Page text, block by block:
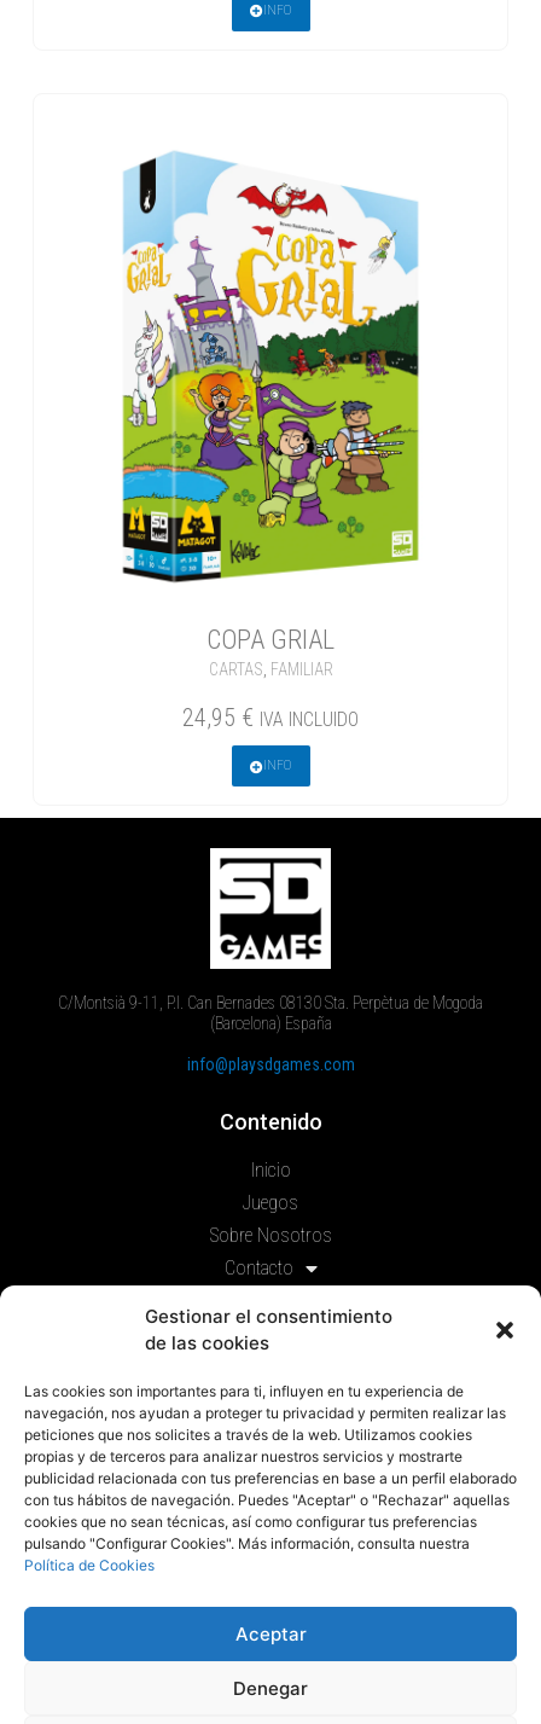
Gestionar el consentimiento
de las cookies
Las cookies son importantes para ti, influyen en tu experiencia de
navegación, nos ayudan a proteger tu privacidad y permiten realizar las
peticiones que nos solicites a través de la web. Utilizamos cookies
propias y de terceros para analizar nuestros servicios y mostrarte
publicidad relacionada con tus preferencias en base a un perfil elaborado
con tus hábitos de navegación. Puedes "Aceptar" o "Rechazar" aquellas
cookies que no sean técnicas, así como configurar tus preferencias
pulsando "Configurar Cookies". Más información, consulta nuestra
Política de Cookies
Aceptar
Denegar
INFO
COPA GRIAL
CARTAS, FAMILIAR
24,95 € IVA INCLUIDO
INFO
C/Montsià 9-11, P.I. Can Bernades 08130 Sta. Perpètua de Mogoda
(Barcelona) España
info@playsdgames.com
Contenido
Inicio
Juegos
Sobre Nosotros
Contacto
Legal
Política de privacidad
Política de cookies
Aviso Legal
Componentes